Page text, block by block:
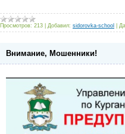
Просмотров: 213 Добавил: sidorovka-school
Внимание, Мошенники!